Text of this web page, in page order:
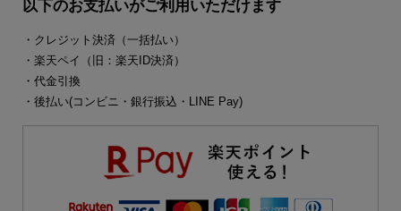
以下のお支払いがご利用いただけます
・クレジット決済（一括払い）
・楽天ペイ（旧：楽天ID決済）
・代金引換
・後払い(コンビニ・銀行振込・LINE Pay)